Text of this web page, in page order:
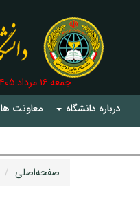
درباره دانشگاه معاونت ها
جمعه ۱۶ مرداد ۱۴۰۵
صفحه‌اصلی